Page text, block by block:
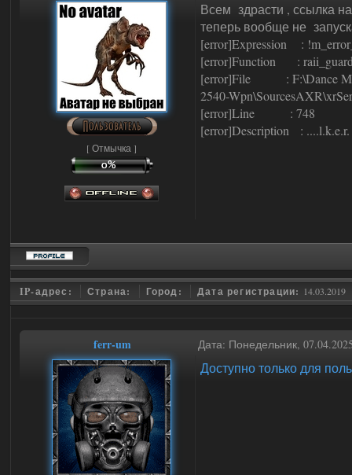
[ Отмычка ]
Всем здрасти , ссылка
теперь вообще не
[error]Expression :
[error]Function :
[error]File : F:\Dance
2540-
[error]Line : 748
[error]Description : ....l.k.e.r.
IP-адрес: Страна: Город: Дата регистрации: 14.03.2019
ferr-um Дата: Понедельник,
Доступно только для